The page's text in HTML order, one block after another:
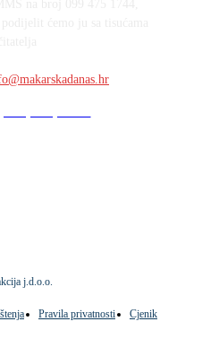
j.d.o.o.
Pravila privatnosti
Cjenik